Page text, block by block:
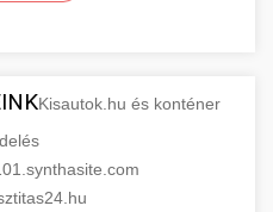
Kisautok.hu és konténer